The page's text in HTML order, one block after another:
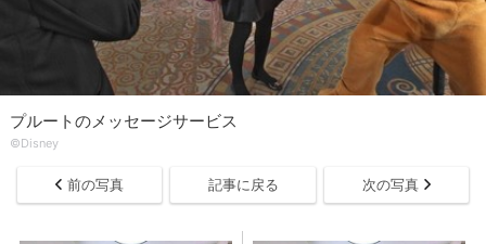
プルートのメッセージサービス
©Disney
前の写真 記事に戻る 次の写真